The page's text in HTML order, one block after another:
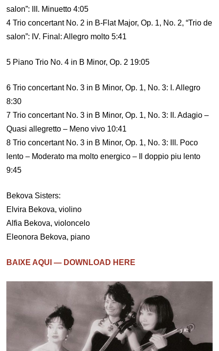
salon”: III. Minuetto 4:05
4 Trio concertant No. 2 in B-Flat Major, Op. 1, No. 2, “Trio de
salon”: IV. Final: Allegro molto 5:41
5 Piano Trio No. 4 in B Minor, Op. 2 19:05
6 Trio concertant No. 3 in B Minor, Op. 1, No. 3: I. Allegro
8:30
7 Trio concertant No. 3 in B Minor, Op. 1, No. 3: II. Adagio –
Quasi allegretto – Meno vivo 10:41
8 Trio concertant No. 3 in B Minor, Op. 1, No. 3: III. Poco
lento – Moderato ma molto energico – Il doppio piu lento
9:45
Bekova Sisters:
Elvira Bekova, violino
Alfia Bekova, violoncelo
Eleonora Bekova, piano
BAIXE AQUI — DOWNLOAD HERE